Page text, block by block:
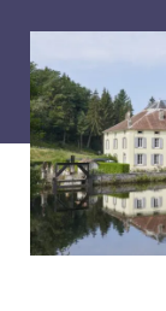
GÉNÉRAL
LES
LES
NOS
LES